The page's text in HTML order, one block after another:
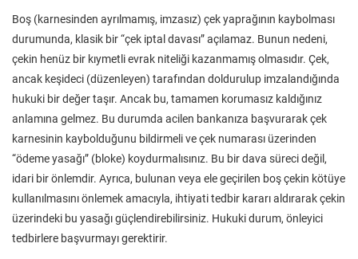
Boş (karnesinden ayrılmamış, imzasız) çek yaprağının kaybolması
durumunda, klasik bir “çek iptal davası” açılamaz. Bunun nedeni,
çekin henüz bir kıymetli evrak niteliği kazanmamış olmasıdır. Çek,
ancak keşideci (düzenleyen) tarafından doldurulup imzalandığında
hukuki bir değer taşır. Ancak bu, tamamen korumasız kaldığınız
anlamına gelmez. Bu durumda acilen bankanıza başvurarak çek
karnesinin kaybolduğunu bildirmeli ve çek numarası üzerinden
“ödeme yasağı” (bloke) koydurmalısınız. Bu bir dava süreci değil,
idari bir önlemdir. Ayrıca, bulunan veya ele geçirilen boş çekin kötüye
kullanılmasını önlemek amacıyla, ihtiyati tedbir kararı aldırarak çekin
üzerindeki bu yasağı güçlendirebilirsiniz. Hukuki durum, önleyici
tedbirlere başvurmayı gerektirir.